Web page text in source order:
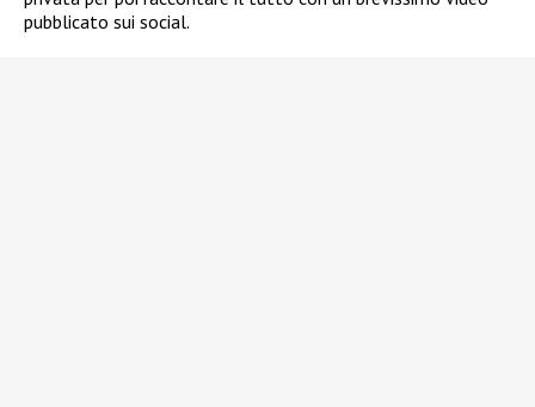
pubblicato sui social.